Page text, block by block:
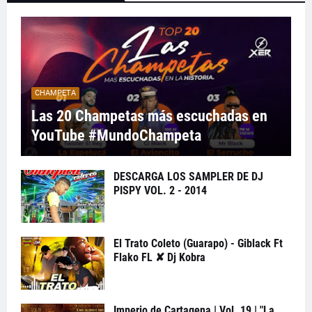
CHAMPETA
Las 20 Champetas más escuchadas en
YouTube #MundoChampeta
DESCARGA LOS SAMPLER DE DJ
PISPY VOL. 2 - 2014
El Trato Coleto (Guarapo) - Giblack Ft
Flako FL ✘ Dj Kobra